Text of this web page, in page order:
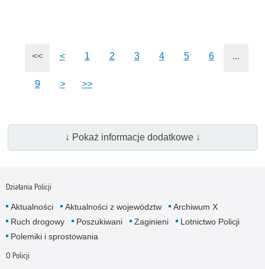
<< < 1 2 3 4 5 6 ...
9 > >>
↓ Pokaż informacje dodatkowe ↓
Działania Policji
Aktualności Aktualności z województw
Archiwum X
Ruch drogowy
Poszukiwani Zaginieni
Lotnictwo Policji
Polemiki i sprostowania
O Policji